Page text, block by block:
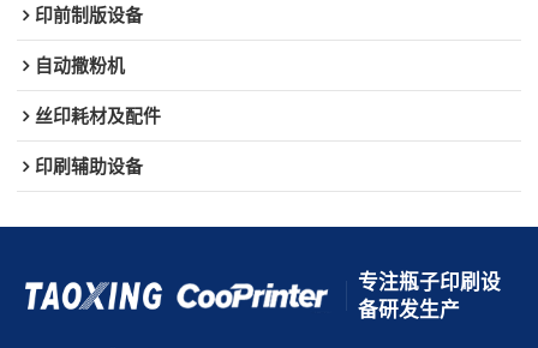
印前制版设备
自动撒粉机
丝印耗材及配件
印刷辅助设备
专注瓶子印刷设
备研发生产